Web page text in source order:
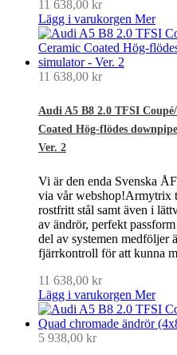
11 638,00 kr
Lägg i varukorgen Mer
11 638,00 kr
Audi A5 B8 2.0 TFSI
Coated Hög-flödes
Ver. 2
Vi är den enda Svenska
via vår webshop!Armytrix
rostfritt stål samt även i
av ändrör, perfekt
del av systemen medföljer
fjärrkontroll för att kunna
11 638,00 kr
Lägg i varukorgen Mer
5 938,00 kr